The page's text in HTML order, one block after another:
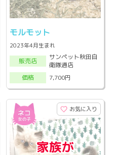
モルモット
2023年4月生まれ
販売店
サンペット秋田自
衛隊通店
価格
7,700円
お気に入り